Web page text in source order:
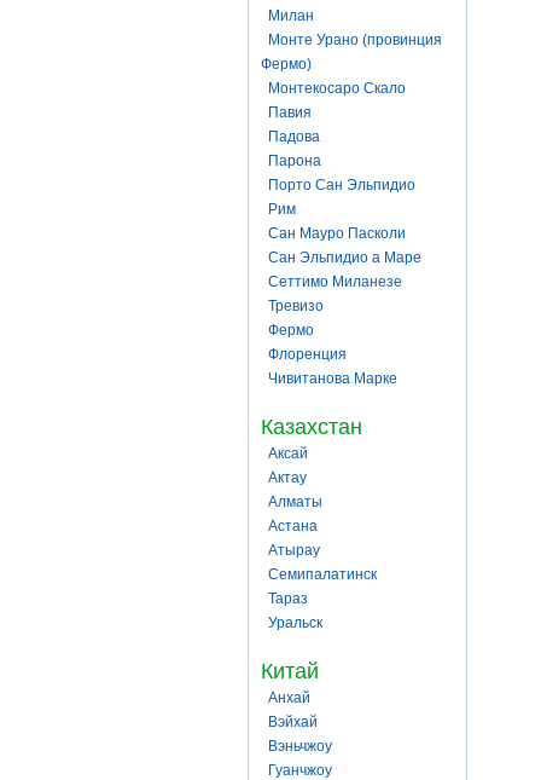
Милан
Монте Урано (провинция
Фермо)
Монтекосаро Скало
Павия
Падова
Парона
Порто Сан Эльпидио
Рим
Сан Мауро Пасколи
Сан Эльпидио а Маре
Сеттимо Миланезе
Тревизо
Фермо
Флоренция
Чивитанова Марке
Казахстан
Аксай
Актау
Алматы
Астана
Атырау
Семипалатинск
Тараз
Уральск
Китай
Анхай
Вэйхай
Вэньчжоу
Гуанчжоу